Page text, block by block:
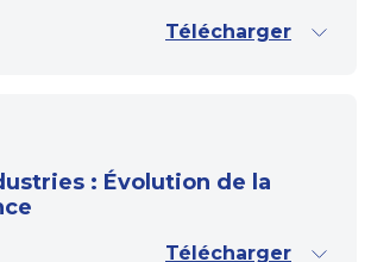
Télécharger
: Évolution de la
Télécharger